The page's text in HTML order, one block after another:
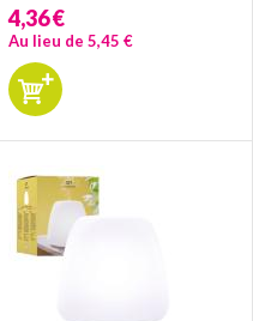
4,36 €
Au lieu de 5,45 €